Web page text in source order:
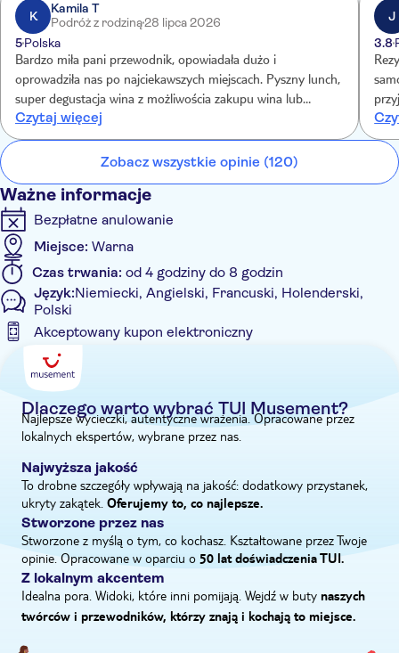
po raz pierwszy użyto ich w handlu”.
Po odbiorze z Obzoru wyruszysz do Nesebyru, a po przyjeździe
na miejsce udasz się na wycieczkę z przewodnikiem po Starym
Mieście, które jest położone na wąskim półwyspie wcinającym
się w Morze Czarne. Wędrując alejkami między drewnianymi
domami, natkniesz się na starożytne bizantyjskie świątynie lub
ruiny z czasów antycznych. Znajduje się tu tyle cennych
historycznych zabytków, że Nesebyr został wpisany na listę
światowego dziedzictwa UNESCO. Znajdziesz tutaj dowody,
które odzwierciedlają postęp architektoniczny całego regionu
Bałkanów i wschodniej części wybrzeża Morza Śródziemnego.
Twój przewodnik opowie o historii i kulturze miasta, którego
zabytki pochodzą nawet z V wieku, i będzie towarzyszył Ci
podczas zwiedzania bogato zdobionego wnętrza Cerkwi św.
Szczepana. Po tym, jak zobaczysz cudowne freski, udasz się do
restauracji na trzydaniową ucztę, jeśli wybrałeś opcję z
lunchem. Będzie też trochę czasu wolnego na samodzielne
zwiedzanie miasta po południu.
K
Kamila T
Podróż z rodziną28 lipca 2026
5Polska
Bardzo miła pani przewodnik, opowiadała dużo i
oprowadziła nas po najciekawszych miejscach. Pyszny lunch,
super degustacja wina z możliwościa zakupu wina lub
dobrych Kosmetyków. Byliśmy również u Pana Janka sklep z
najlepszymi pamiątkami, przyprawami i nie tylko. Polecam
Czytaj więcej
J
3.8
po
Zobacz wszystkie opinie (120)
Ważne informacje
Bezpłatne anulowanie
Miejsce: Warna
Czas trwania: od 4 godziny do 8 godzin
Język:Niemiecki, Angielski, Francuski, Holenderski,
Polski
Akceptowany kupon elektroniczny
Informacje dodatkowe
Wycieczka z przewodnikiem
Natychmiastowe potwierdzenie
Doświadczenie wirtualne
Odbiór z hotelu
Dlaczego warto wybrać TUI Musement?
Najlepsze wycieczki, autentyczne wrażenia. Opracowane przez
lokalnych ekspertów, wybrane przez nas.
Najwyższa jakość
To drobne szczegóły wpływają na jakość: dodatkowy przystanek,
ukryty zakątek. Oferujemy to, co najlepsze.
Stworzone przez nas
Stworzone z myślą o tym, co kochasz. Kształtowane przez Twoje
opinie. Opracowane w oparciu o 50 lat doświadczenia TUI.
Z lokalnym akcentem
Idealna pora. Widoki, które inni pomijają. Wejdź w buty naszych
twórców i przewodników, którzy znają i kochają to miejsce.